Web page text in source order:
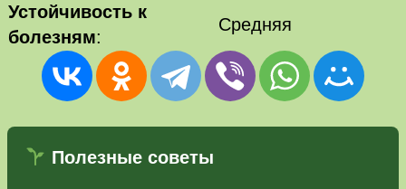
Устойчивость к
болезням:
Средняя
Полезные советы